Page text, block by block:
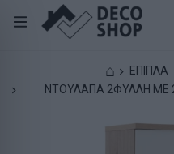
⌂ ΕΠΙΠΛΑ
ΝΤΟΥΛΑΠΑ 2ΦΥΛΛΗ ME